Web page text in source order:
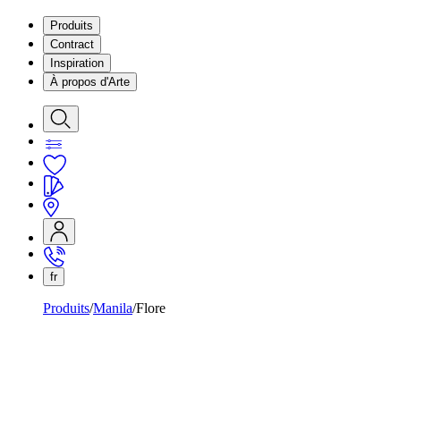
Produits
Contract
Inspiration
À propos d'Arte
fr
Produits Manila Flore